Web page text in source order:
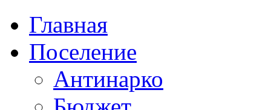
Главная
Поселение
Антинарко